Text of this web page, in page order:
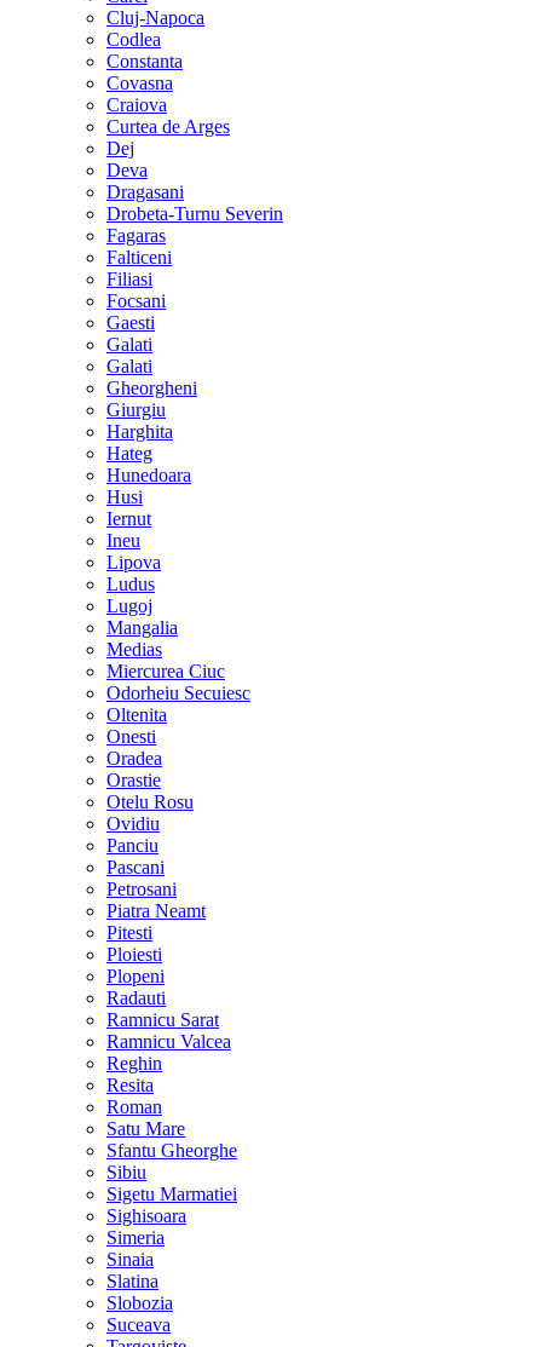
Cluj-Napoca
Codlea
Constanta
Covasna
Craiova
Curtea de Arges
Dej
Deva
Dragasani
Drobeta-Turnu Severin
Fagaras
Falticeni
Filiasi
Focsani
Gaesti
Galati
Galati
Gheorgheni
Giurgiu
Harghita
Hateg
Hunedoara
Husi
Iernut
Ineu
Lipova
Ludus
Lugoj
Mangalia
Medias
Miercurea Ciuc
Odorheiu Secuiesc
Oltenita
Onesti
Oradea
Orastie
Otelu Rosu
Ovidiu
Panciu
Pascani
Petrosani
Piatra Neamt
Pitesti
Ploiesti
Plopeni
Radauti
Ramnicu Sarat
Ramnicu Valcea
Reghin
Resita
Roman
Satu Mare
Sfantu Gheorghe
Sibiu
Sigetu Marmatiei
Sighisoara
Simeria
Sinaia
Slatina
Slobozia
Suceava